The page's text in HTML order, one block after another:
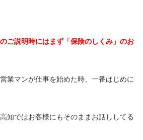
ご説明時にはまず「保険のしくみ」のお
業マンが仕事を始めた時、一番はじめに
知ではお客様にもそのままお話ししてる